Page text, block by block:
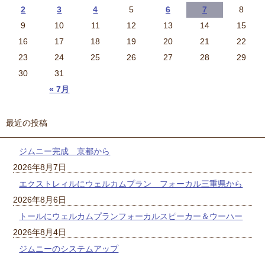
« 7月
2
3 4 5 6 7
8
9
10 11 12 13 14
15
16
17 18 19 20 21
22
23
24 25 26 27 28
29
30
31
最近の投稿
ジムニー完成 京都から
2026年8月7日
エクストレィルにウェルカムプラン フォーカル三重県から
2026年8月6日
トールにウェルカムプランフォーカルスピーカー＆ウーハー
2026年8月4日
ジムニーのシステムアップ